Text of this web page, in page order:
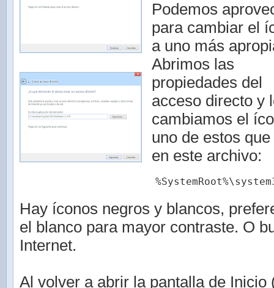
Podemos
para cambiar el
a uno más
Abrimos las
propiedades del
acceso directo y
cambiamos el
uno de estos
en este archivo:
Hay íconos negros y blancos,
el blanco para mayor contraste. O
Internet.
Al volver a abrir la pantalla de Inicio